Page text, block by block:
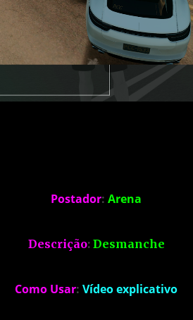
Postador: Arena
Descrição: Desmanche
Como Usar: Vídeo explicativo